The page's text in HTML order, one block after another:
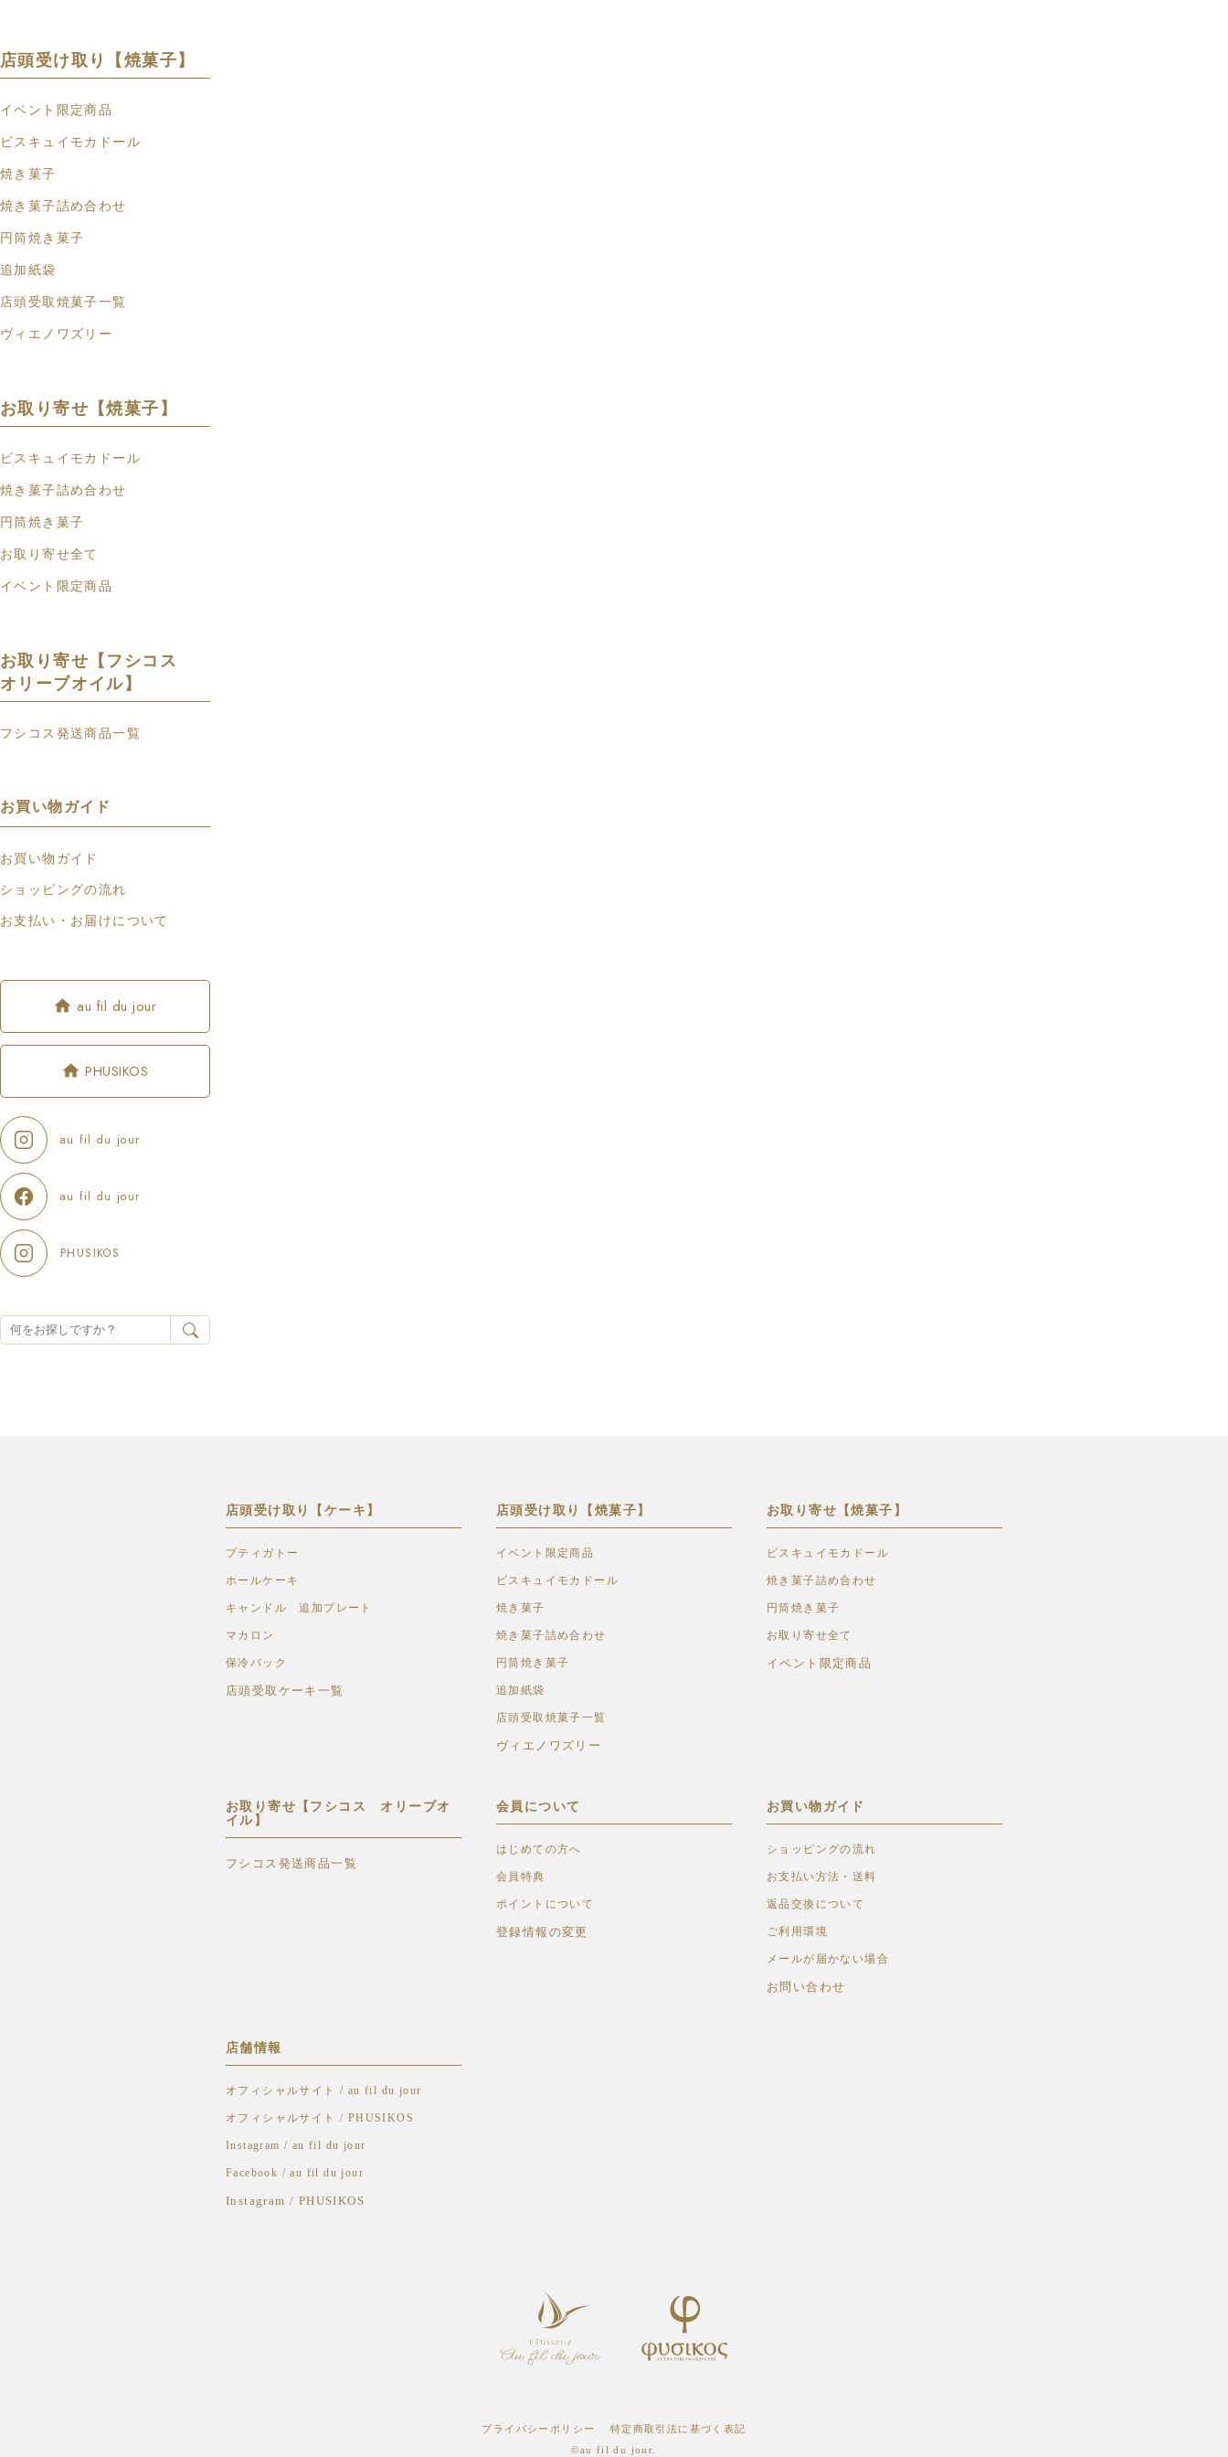
店頭受け取り【焼菓子】
イベント限定商品
ビスキュイモカドール
焼き菓子
焼き菓子詰め合わせ
円筒焼き菓子
追加紙袋
店頭受取焼菓子一覧
ヴィエノワズリー
お取り寄せ【焼菓子】
ビスキュイモカドール
焼き菓子詰め合わせ
円筒焼き菓子
お取り寄せ全て
イベント限定商品
お取り寄せ【フシコス
オリーブオイル】
フシコス発送商品一覧
お買い物ガイド
お買い物ガイド
ショッピングの流れ
お支払い・お届けについて
au fil du jour
PHUSIKOS
au fil du jour
au fil du jour
PHUSIKOS
店頭受け取り【ケーキ】
プティガトー
ホールケーキ
キャンドル 追加プレート
マカロン
保冷バック
店頭受取ケーキ一覧
店頭受け取り【焼菓子】
イベント限定商品
ビスキュイモカドール
焼き菓子
焼き菓子詰め合わせ
円筒焼き菓子
追加紙袋
店頭受取焼菓子一覧
ヴィエノワズリー
お取り寄せ【焼菓子】
ビスキュイモカドール
焼き菓子詰め合わせ
円筒焼き菓子
お取り寄せ全て
イベント限定商品
お取り寄せ【フシコス オリーブオ
イル】
フシコス発送商品一覧
会員について
はじめての方へ
会員特典
ポイントについて
登録情報の変更
お買い物ガイド
ショッピングの流れ
お支払い方法・送料
返品交換について
ご利用環境
メールが届かない場合
お問い合わせ
店舗情報
オフィシャルサイト / au fil du jour
オフィシャルサイト / PHUSIKOS
Instagram / au fil du jour
Facebook / au fil du jour
Instagram / PHUSIKOS
プライバシーポリシー
特定商取引法に基づく表記
©au fil du jour.